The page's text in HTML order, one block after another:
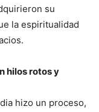
su
la espiritualidad
hilos rotos y
hizo un proceso,